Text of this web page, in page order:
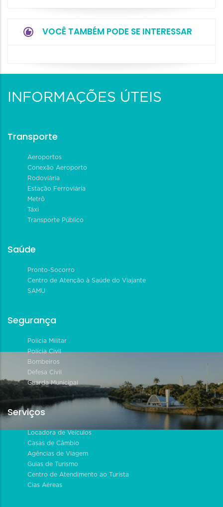
VOCÊ TAMBÉM PODE SE INTERESSAR
INFORMAÇÕES ÚTEIS
Transporte
Aeroportos
Conexão Aeroporto
Rodoviária
Estação Ferroviária
Metrô
Táxi
Transporte Público
Saúde
Pronto-Socorro
Centro de Atenção à Saúde do Viajante
SAMU
Segurança
Polícia Militar
Polícia Civil
Bombeiros
Defesa Civil
Guarda Municipal
Serviços
Locadora de Veículos
Casas de Câmbio
Agências de Viagem
Guias de Turismo
Centro de Atendimento ao Turista
Cias Aéreas